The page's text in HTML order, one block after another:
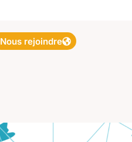
Nous rejoindre